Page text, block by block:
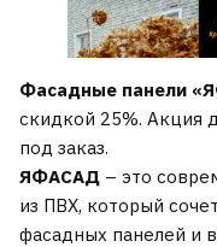
Фасадные панели
скидкой 25%. Акция
под заказ.
ЯФАСАД – это
из ПВХ, который
фасадных панелей и